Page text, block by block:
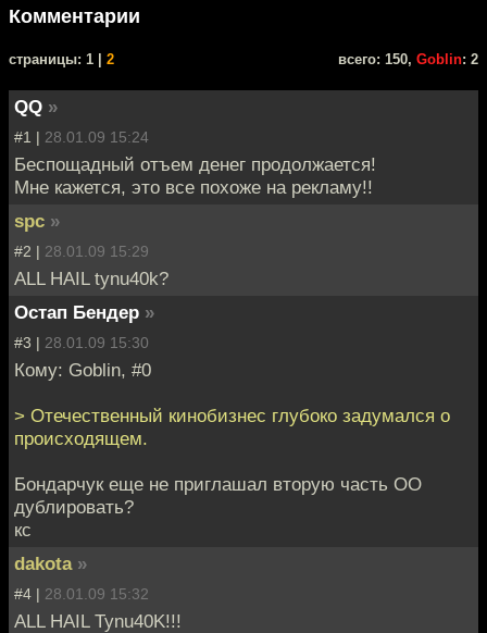
Комментарии
cтраницы: 1 | 2 всего: 150, Goblin: 2
QQ »
#1 | 28.01.09 15:24
Беспощадный отъем денег продолжается!
Мне кажется, это все похоже на рекламу!!
spc »
#2 | 28.01.09 15:29
ALL HAIL tynu40k?
Остап Бендер »
#3 | 28.01.09 15:30
Кому: Goblin, #0
> Отечественный кинобизнес глубоко задумался о
происходящем.
Бондарчук еще не приглашал вторую часть ОО
дублировать?
кс
dakota »
#4 | 28.01.09 15:32
ALL HAIL Tynu40K!!!